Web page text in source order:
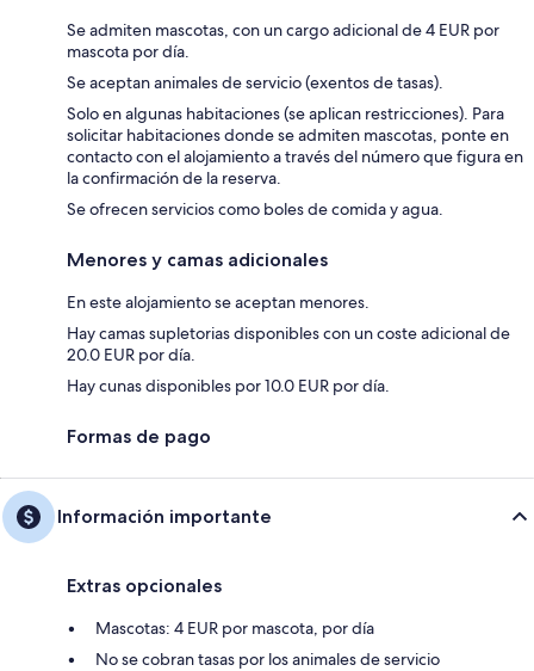
Se admiten mascotas, con un cargo adicional de 4 EUR por
mascota por día.
Se aceptan animales de servicio (exentos de tasas).
Solo en algunas habitaciones (se aplican restricciones). Para
solicitar habitaciones donde se admiten mascotas, ponte en
contacto con el alojamiento a través del número que figura en
la confirmación de la reserva.
Se ofrecen servicios como boles de comida y agua.
Menores y camas adicionales
En este alojamiento se aceptan menores.
Hay camas supletorias disponibles con un coste adicional de
20.0 EUR por día.
Hay cunas disponibles por 10.0 EUR por día.
Formas de pago
Información importante
Extras opcionales
Mascotas: 4 EUR por mascota, por día
No se cobran tasas por los animales de servicio